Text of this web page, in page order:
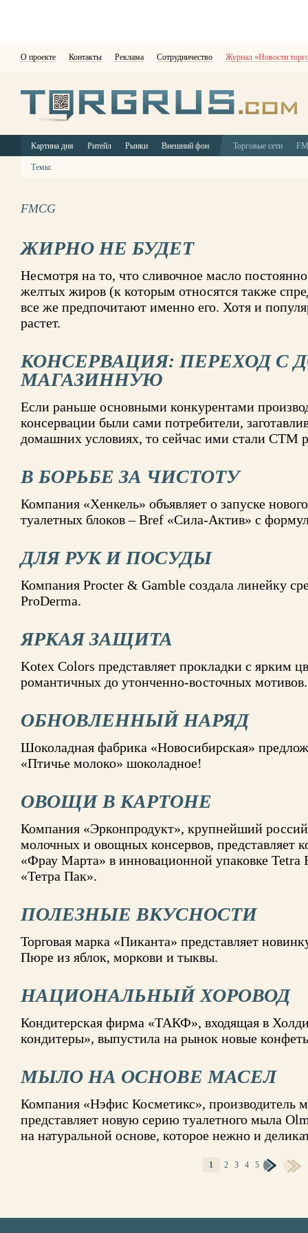
О проекте Контакты Реклама Сотрудничество Журнал «Новости
Картина дня Ритейл Рынки Внешний фон Торговые сети
Темы:
FMCG
ЖИРНО НЕ БУДЕТ
Несмотря на то, что сливочное масло
желтых жиров (к которым относятся также
все же предпочитают именно его. Хотя и
растет.
КОНСЕРВАЦИЯ: ПЕРЕХОД С
МАГАЗИННУЮ
Если раньше основными конкурентами
консервации были сами потребители,
домашних условиях, то сейчас ими стали СТМ
В БОРЬБЕ ЗА ЧИСТОТУ
Компания «Хенкель» объявляет о запуске
туалетных блоков – Bref «Сила-Актив» с
ДЛЯ РУК И ПОСУДЫ
Компания Procter & Gamble создала линейку
ProDerma.
ЯРКАЯ ЗАЩИТА
Kotex Colors представляет прокладки с ярким
романтичных до утонченно-восточных мотивов.
ОБНОВЛЕННЫЙ НАРЯД
Шоколадная фабрика «Новосибирская»
«Птичье молоко» шоколадное!
ОВОЩИ В КАРТОНЕ
Компания «Эрконпродукт», крупнейший
молочных и овощных консервов, представляет
«Фрау Марта» в инновационной упаковке Tetra
«Тетра Пак».
ПОЛЕЗНЫЕ ВКУСНОСТИ
Торговая марка «Пиканта» представляет
Пюре из яблок, моркови и тыквы.
НАЦИОНАЛЬНЫЙ ХОРОВОД
Кондитерская фирма «ТАКФ», входящая в
кондитеры», выпустила на рынок новые
МЫЛО НА ОСНОВЕ МАСЕЛ
Компания «Нэфис Косметикс», производитель
представляет новую серию туалетного мыла
на натуральной основе, которое нежно и
1 2 3 4 5